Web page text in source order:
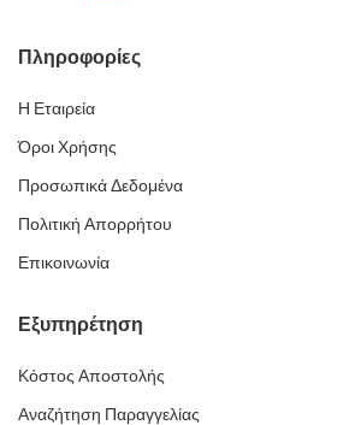
Πληροφορίες
Η Εταιρεία
Όροι Χρήσης
Προσωπικά Δεδομένα
Πολιτική Απορρήτου
Επικοινωνία
Εξυπηρέτηση
Κόστος Αποστολής
Αναζήτηση Παραγγελίας